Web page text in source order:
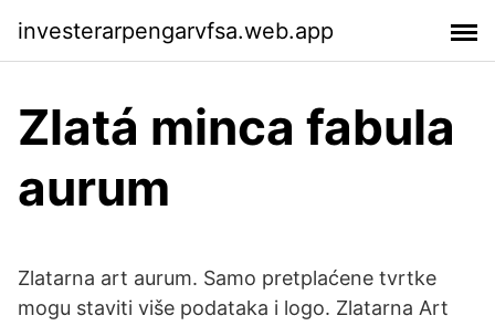
investerarpengarvfsa.web.app
Zlatá minca fabula
aurum
Zlatarna art aurum. Samo pretplaćene tvrtke
mogu staviti više podataka i logo. Zlatarna Art